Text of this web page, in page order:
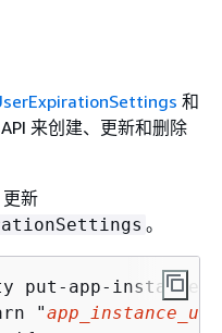
和
API 来创建、更新和删除
更新
。
put-app-
"